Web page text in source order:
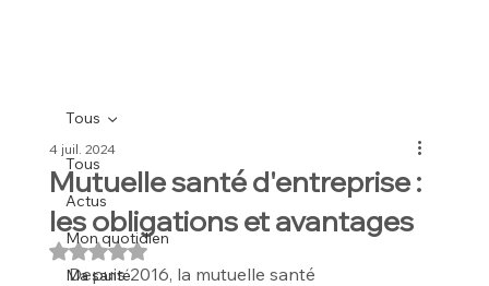
Tous
Actus
Mon quotidien
Ma santé
Tous
Mutuelle santé d'entreprise :
les obligations et avantages
4 juil. 2024
Noté NaN étoiles sur 5.
Depuis 2016, la mutuelle santé